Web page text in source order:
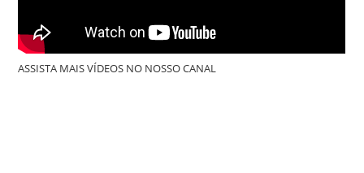
ASSISTA MAIS VÍDEOS NO NOSSO CANAL